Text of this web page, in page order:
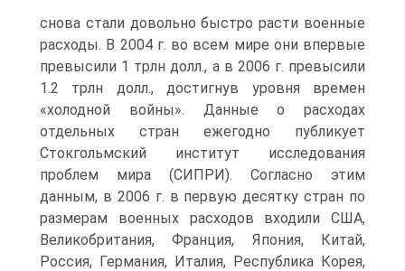
снова стали довольно быстро расти военные
расходы. В 2004 г. во всем мире они впервые
превысили 1 трлн долл., а в 2006 г. превысили
1.2 трлн долл., достигнув уровня времен
«холодной войны». Данные о расходах
отдельных стран ежегодно публикует
Стокгольмский институт исследования
проблем мира (СИПРИ). Согласно этим
данным, в 2006 г. в первую десятку стран по
размерам военных расходов входили США,
Великобритания, Франция, Япония, Китай,
Россия, Германия, Италия, Республика Корея,